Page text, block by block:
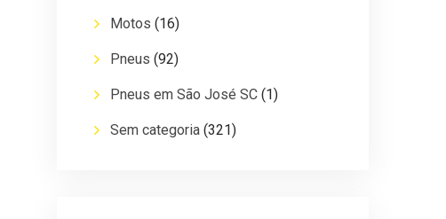
Motos (16)
Pneus (92)
Pneus em São José SC (1)
Sem categoria (321)